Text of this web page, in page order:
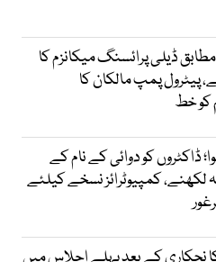
ڈیلی پرائسنگ میکانزم کا
پیٹرول پمپ مالکان کا
کو خط
ڈاکٹروں کو دوائی کے نام کے
لکھنے، کمپیوٹرائز نسخے کیلئے